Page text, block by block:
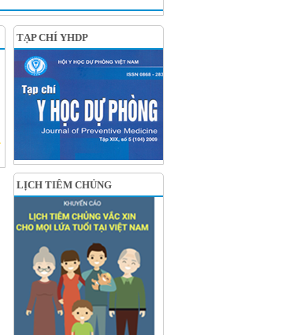
TẠP CHÍ YHDP
LỊCH TIÊM CHỦNG